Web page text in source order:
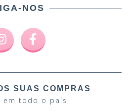
NOS
SUAS COMPRAS
em todo o país